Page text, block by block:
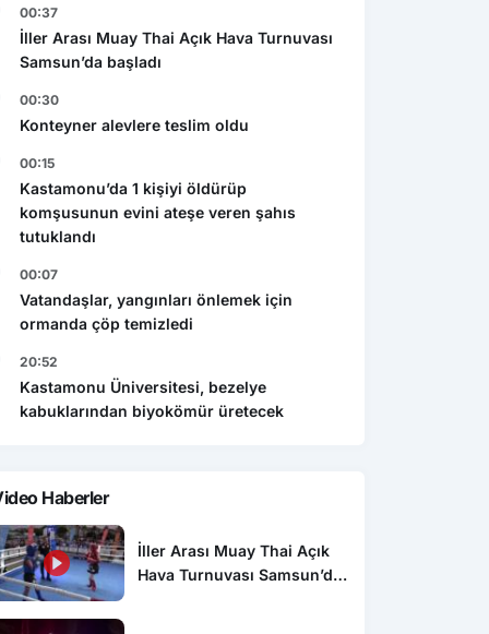
00:37
İller Arası Muay Thai Açık Hava Turnuvası
Samsun’da başladı
00:30
Konteyner alevlere teslim oldu
00:15
Kastamonu’da 1 kişiyi öldürüp
komşusunun evini ateşe veren şahıs
tutuklandı
00:07
Vatandaşlar, yangınları önlemek için
ormanda çöp temizledi
20:52
Kastamonu Üniversitesi, bezelye
kabuklarından biyokömür üretecek
Haberler
İller Arası Muay Thai Açık
Hava Turnuvası Samsun’da